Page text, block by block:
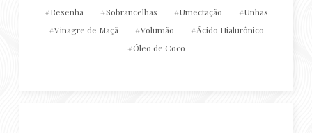
Resenha
Sobrancelhas Umectação
Unhas
Vinagre de Maçã
Volumão
Ácido Hialurônico
Óleo de Coco